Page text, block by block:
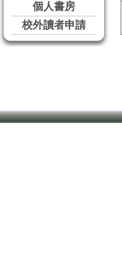
個人書房
校外讀者申請